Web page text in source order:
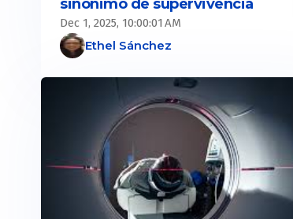
sinónimo de supervivencia
Dec 1, 2025, 10:00:01 AM
Ethel Sánchez